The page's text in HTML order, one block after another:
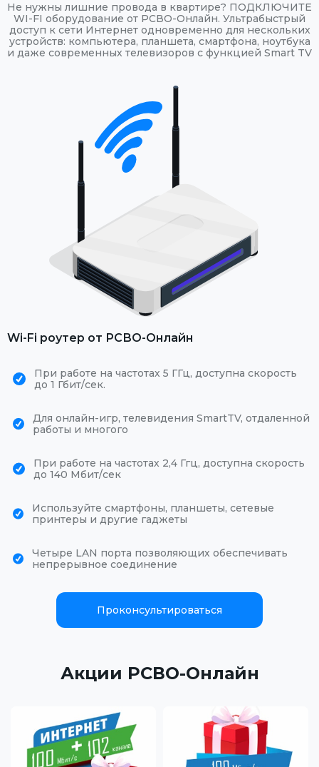
Не нужны лишние провода в квартире? ПОДКЛЮЧИТЕ
WI-FI оборудование от РСВО-Онлайн. Ультрабыстрый
доступ к сети Интернет одновременно для нескольких
устройств: компьютера, планшета, смартфона, ноутбука
и даже современных телевизоров с функцией Smart TV
Wi-Fi роутер от РСВО-Онлайн
При работе на частотах 5 ГГц, доступна скорость
до 1 Гбит/сек.
Для онлайн-игр, телевидения SmartTV, отдаленной
работы и многого
При работе на частотах 2,4 Ггц, доступна скорость
до 140 Мбит/сек
Используйте смартфоны, планшеты, сетевые
принтеры и другие гаджеты
Четыре LAN порта позволяющих обеспечивать
непрерывное соединение
Проконсультироваться
Акции РСВО-Онлайн